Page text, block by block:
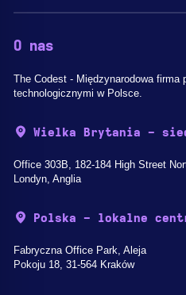
O nas
The Codest - Międzynarodowa firma
technologicznymi w Polsce.
Wielka Brytania -
Office 303B, 182-184 High Street
Londyn, Anglia
Polska - lokalne
Fabryczna Office Park, Aleja
Pokoju 18, 31-564 Kraków